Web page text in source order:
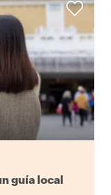
guía local